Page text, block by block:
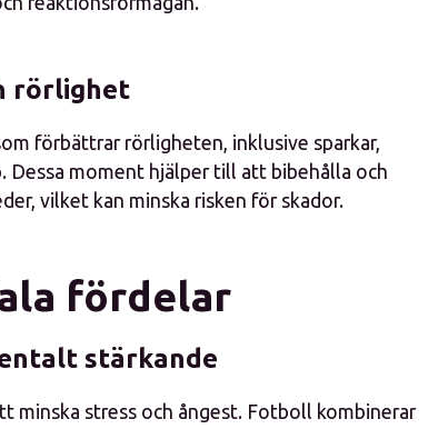
rörlighet
förbättrar rörligheten, inklusive sparkar,
Dessa moment hjälper till att bibehålla och
vilket kan minska risken för skador.
fördelar
stärkande
minska stress och ångest. Fotboll kombinerar